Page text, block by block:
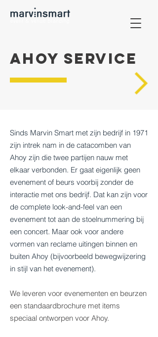
ahoy service
Sinds Marvin Smart met zijn bedrijf in 1971
zijn intrek nam in de catacomben van
Ahoy zijn die twee partijen nauw met
elkaar verbonden. Er gaat eigenlijk geen
evenement of beurs voorbij zonder de
interactie met ons bedrijf. Dat kan zijn voor
de complete look-and-feel van een
evenement tot aan de stoelnummering bij
een concert. Maar ook voor andere
vormen van reclame uitingen binnen en
buiten Ahoy (bijvoorbeeld bewegwijzering
in stijl van het evenement).
We leveren voor evenementen en beurzen
een standaardbrochure met items
speciaal ontworpen voor Ahoy.